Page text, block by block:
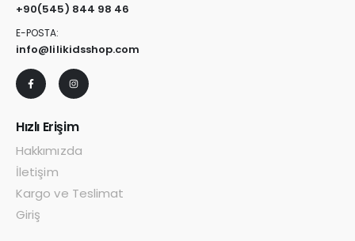
+90(545) 844 98 46
E-POSTA:
info@lilikidsshop.com
Hızlı Erişim
Hakkımızda
İletişim
Kargo ve Teslimat
Giriş